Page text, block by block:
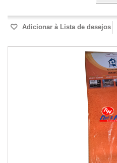
Adicionar à Lista de desejos